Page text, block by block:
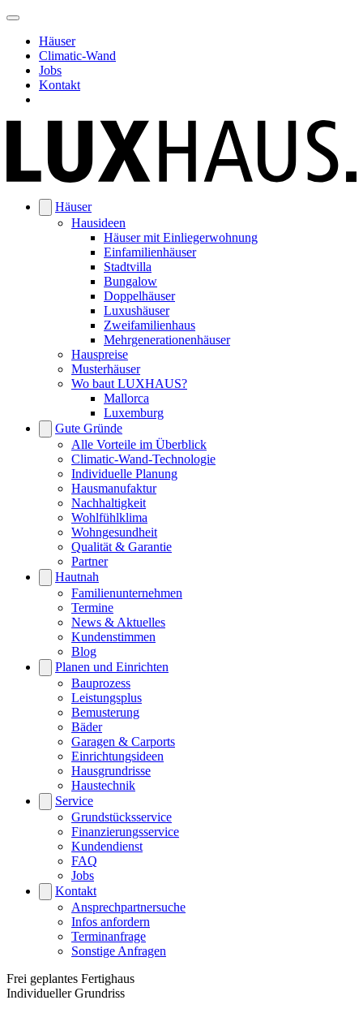
Häuser
Climatic-Wand
Jobs
Kontakt
Häuser
Hausideen
Häuser mit Einliegerwohnung
Einfamilienhäuser
Stadtvilla
Bungalow
Doppelhäuser
Luxushäuser
Zweifamilienhaus
Mehrgenerationenhäuser
Hauspreise
Musterhäuser
Wo baut LUXHAUS?
Mallorca
Luxemburg
Gute Gründe
Alle Vorteile im Überblick
Climatic-Wand-Technologie
Individuelle Planung
Hausmanufaktur
Nachhaltigkeit
Wohlfühlklima
Wohngesundheit
Qualität & Garantie
Partner
Hautnah
Familienunternehmen
Termine
News & Aktuelles
Kundenstimmen
Blog
Planen und Einrichten
Bauprozess
Leistungsplus
Bemusterung
Bäder
Garagen & Carports
Einrichtungsideen
Hausgrundrisse
Haustechnik
Service
Grundstücksservice
Finanzierungsservice
Kundendienst
FAQ
Jobs
Kontakt
Ansprechpartnersuche
Infos anfordern
Terminanfrage
Sonstige Anfragen
Frei geplantes Fertighaus
Individueller Grundriss